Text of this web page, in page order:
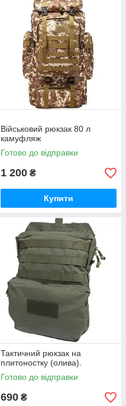
Військовий рюкзак 80 л
камуфляж
Готово до відправки
1 200 ₴
Купити
Тактичний рюкзак на
плитоностку (олива).
Готово до відправки
690 ₴